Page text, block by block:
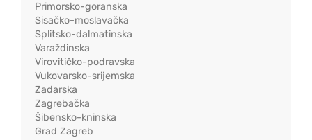
Primorsko-goranska
Sisačko-moslavačka
Splitsko-dalmatinska
Varaždinska
Virovitičko-podravska
Vukovarsko-srijemska
Zadarska
Zagrebačka
Šibensko-kninska
Grad Zagreb